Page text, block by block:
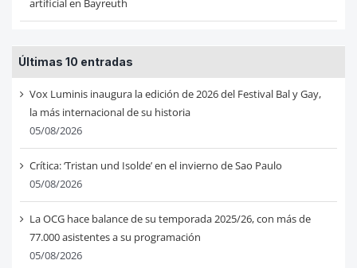
artificial en Bayreuth
Últimas 10 entradas
Vox Luminis inaugura la edición de 2026 del Festival Bal y Gay,
la más internacional de su historia
05/08/2026
Crítica: ‘Tristan und Isolde’ en el invierno de Sao Paulo
05/08/2026
La OCG hace balance de su temporada 2025/26, con más de
77.000 asistentes a su programación
05/08/2026